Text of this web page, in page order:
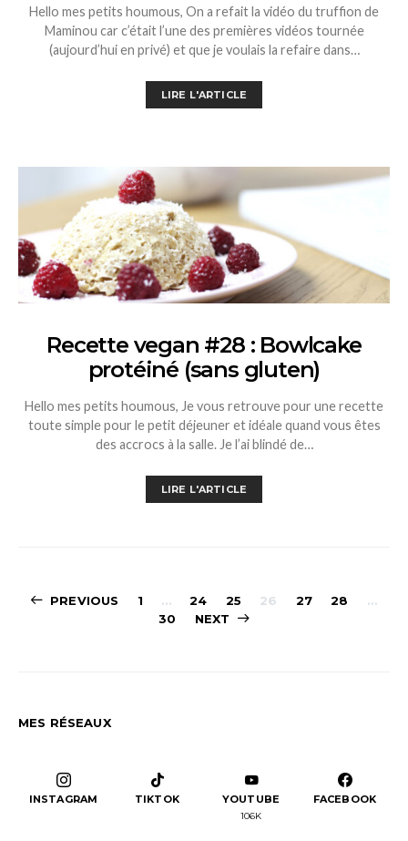
Hello mes petits houmous, On a refait la vidéo du truffion de
Maminou car c’était l’une des premières vidéos tournée
(aujourd’hui en privé) et que je voulais la refaire dans…
LIRE L'ARTICLE
Recette vegan #28 : Bowlcake
protéiné (sans gluten)
Hello mes petits houmous, Je vous retrouve pour une recette
toute simple pour le petit déjeuner et idéale quand vous êtes
des accrocs à la salle. Je l’ai blindé de…
LIRE L'ARTICLE
Pagination
PREVIOUS 1 … 24 25 26 27 28
…
30
NEXT
MES RÉSEAUX
INSTAGRAM TIKTOK YOUTUBE
106K
FACEBOOK